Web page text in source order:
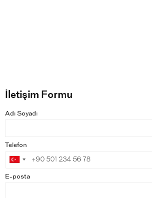
İletişim Formu
Adı Soyadı
Telefon
E-posta